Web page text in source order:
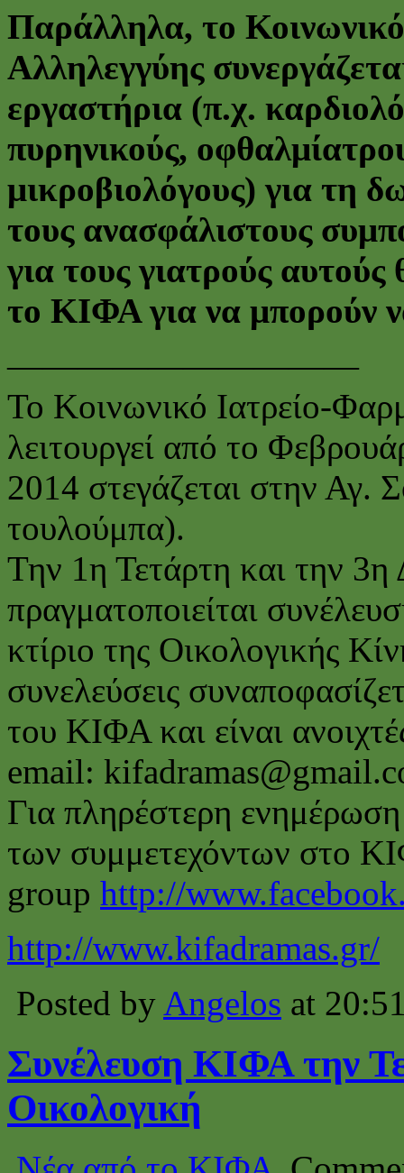
Παράλληλα, το
Αλληλεγγύης
εργαστήρια (π.χ.
πυρηνικούς,
μικροβιολόγους) για τη
τους ανασφάλιστους
για τους γιατρούς
το ΚΙΦΑ για να μπορούν
——————————
Το Κοινωνικό Ιατρείο-
λειτουργεί από το
2014 στεγάζεται στην Αγ.
τουλούμπα).
Την 1η Τετάρτη και την 3η
πραγματοποιείται
κτίριο της Οικολογικής
συνελεύσεις
του ΚΙΦΑ και είναι
email:
Για πληρέστερη ενημέρωση
των συμμετεχόντων στο
group http://
http://www.kifadramas.gr/
Posted by Angelos at
Συνέλευση ΚΙΦΑ την
Οικολογική